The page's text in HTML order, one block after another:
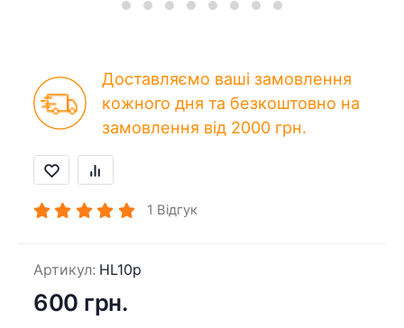
Доставляємо ваші замовлення
кожного дня та безкоштовно на
замовлення від 2000 грн.
1 Відгук
Артикул: HL10p
600 грн.